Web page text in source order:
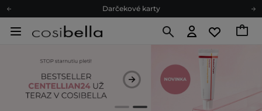
Darčekové karty
Ekologické balenie
Darčekové karty
Ekologické balenie